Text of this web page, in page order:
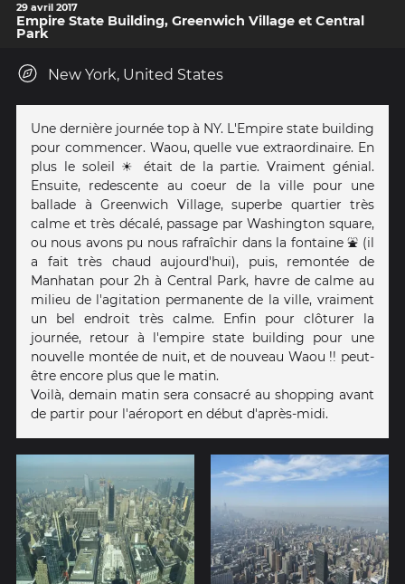
29 avril 2017
Empire State Building, Greenwich Village et Central
Park
New York, United States
Une dernière journée top à NY. L'Empire state building
pour commencer. Waou, quelle vue extraordinaire. En
plus le soleil ☀ était de la partie. Vraiment génial.
Ensuite, redescente au coeur de la ville pour une
ballade à Greenwich Village, superbe quartier très
calme et très décalé, passage par Washington square,
ou nous avons pu nous rafraîchir dans la fontaine ⛲ (il
a fait très chaud aujourd'hui), puis, remontée de
Manhatan pour 2h à Central Park, havre de calme au
milieu de l'agitation permanente de la ville, vraiment
un bel endroit très calme. Enfin pour clôturer la
journée, retour à l'empire state building pour une
nouvelle montée de nuit, et de nouveau Waou !! peut-
être encore plus que le matin.
Voilà, demain matin sera consacré au shopping avant
de partir pour l'aéroport en début d'après-midi.